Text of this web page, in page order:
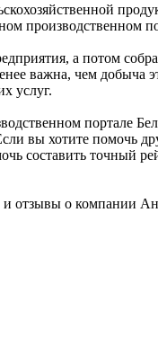
производственном
а потом
важна, чем
услуг.
портале
вы хотите помочь
составить точный
о компании